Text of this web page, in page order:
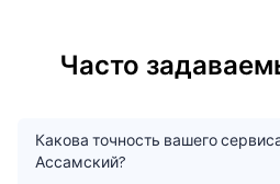
Часто
Какова точность вашего
Ассамский?